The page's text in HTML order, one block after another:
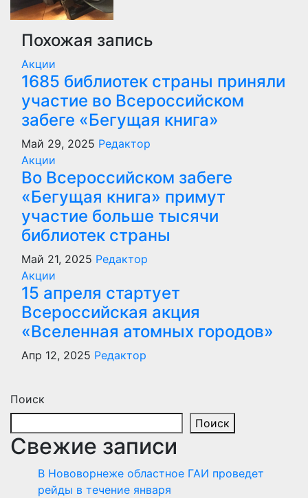
Похожая запись
Акции
1685 библиотек страны приняли
участие во Всероссийском
забеге «Бегущая книга»
Май 29, 2025 Редактор
Акции
Во Всероссийском забеге
«Бегущая книга» примут
участие больше тысячи
библиотек страны
Май 21, 2025 Редактор
Акции
15 апреля стартует
Всероссийская акция
«Вселенная атомных городов»
Апр 12, 2025 Редактор
Поиск
Поиск
Свежие записи
В Нововорнеже областное ГАИ проведет
рейды в течение января